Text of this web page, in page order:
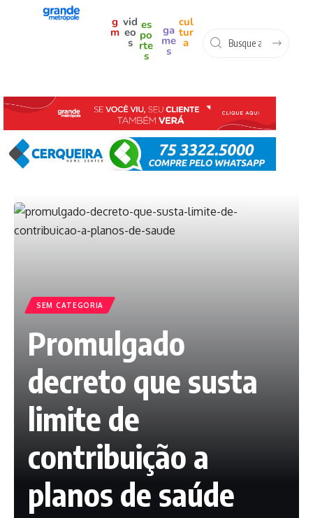
g
m
vid
eo
s
es
po
rte
s
ga
me
s
cul
tur
a
SEM CATEGORIA
Promulgado
decreto que susta
limite de
contribuição a
planos de saúde